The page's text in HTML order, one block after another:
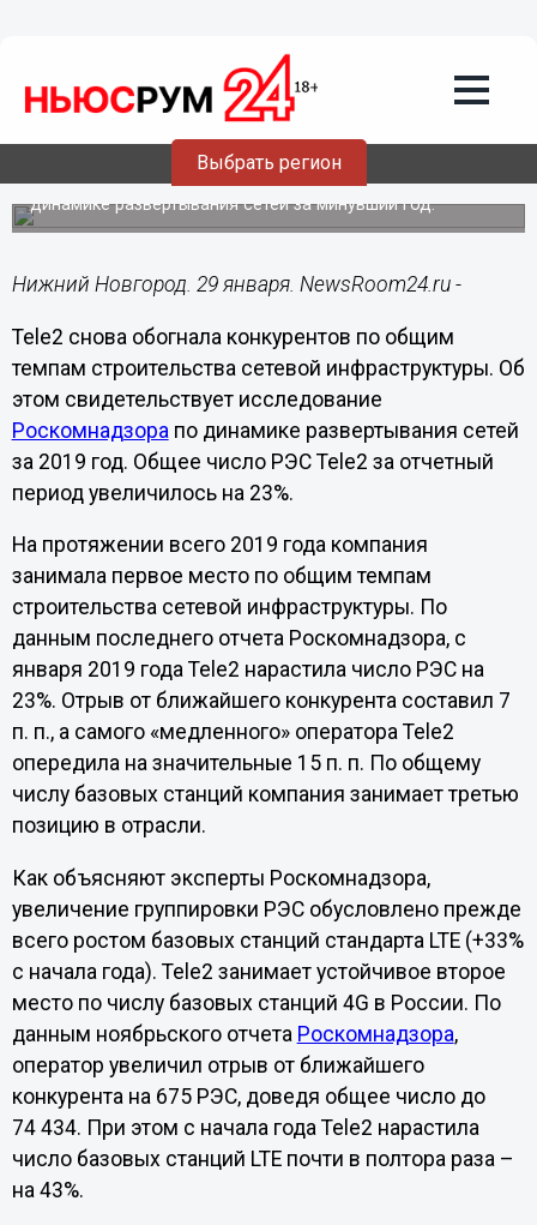
Выбрать регион
29.01.202013:17
Tele2 в 2019 году строила сети
быстрее всех в России
Опубликовано исследование Роскомнадзора по
динамике развертывания сетей за минувший год.
Нижний Новгород. 29 января. NewsRoom24.ru -
Tele2 снова обогнала конкурентов по общим
темпам строительства сетевой инфраструктуры. Об
этом свидетельствует исследование
Роскомнадзора по динамике развертывания сетей
за 2019 год. Общее число РЭС Tele2 за отчетный
период увеличилось на 23%.
На протяжении всего 2019 года компания
занимала первое место по общим темпам
строительства сетевой инфраструктуры. По
данным последнего отчета Роскомнадзора, с
января 2019 года Tele2 нарастила число РЭС на
23%. Отрыв от ближайшего конкурента составил 7
п. п., а самого «медленного» оператора Tele2
опередила на значительные 15 п. п. По общему
числу базовых станций компания занимает третью
позицию в отрасли.
Как объясняют эксперты Роскомнадзора,
увеличение группировки РЭС обусловлено прежде
всего ростом базовых станций стандарта LTE (+33%
с начала года). Tele2 занимает устойчивое второе
место по числу базовых станций 4G в России. По
данным ноябрьского отчета Роскомнадзора,
оператор увеличил отрыв от ближайшего
конкурента на 675 РЭС, доведя общее число до
74 434. При этом с начала года Tele2 нарастила
число базовых станций LTE почти в полтора раза –
на 43%.